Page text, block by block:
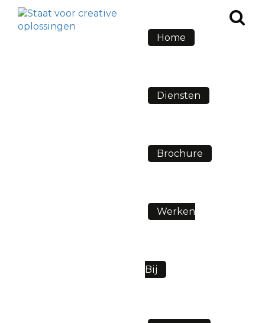
Home
Diensten
Brochure
Werken
Bij